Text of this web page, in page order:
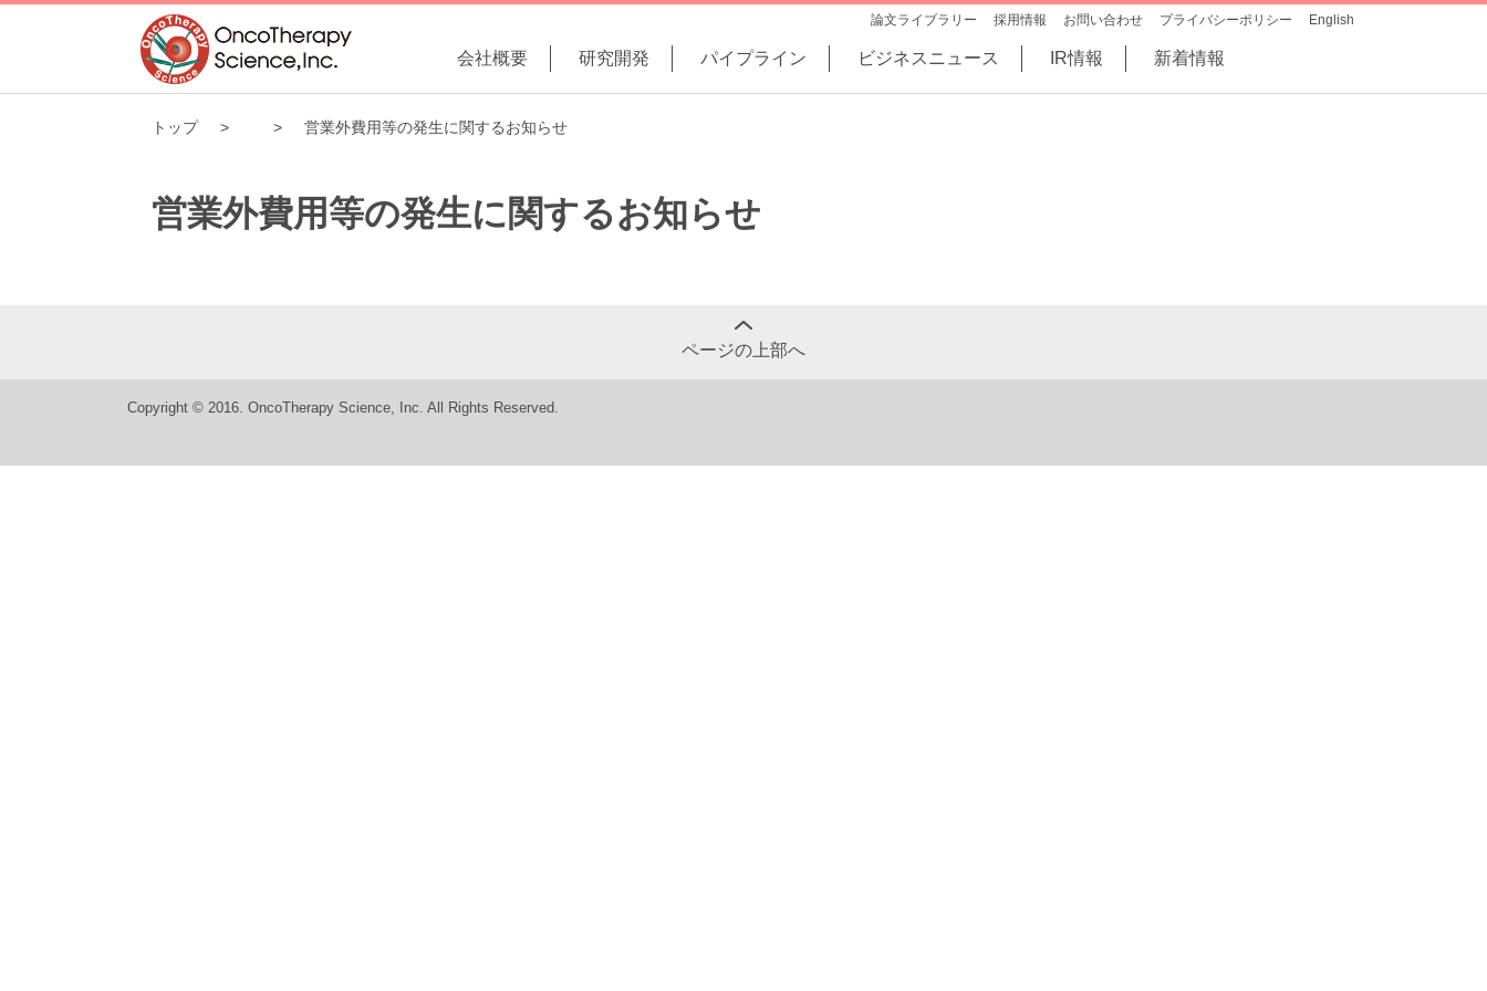
論文ライブラリー 採用情報 お問い合わせ プライバシーポリシー English
会社概要 研究開発 パイプライン ビジネスニュース IR情報 新着情報
トップ 営業外費用等の発生に関するお知らせ
営業外費用等の発生に関するお知らせ
ページの上部へ
Copyright © 2016. OncoTherapy Science, Inc. All Rights Reserved.